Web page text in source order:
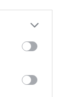
more Google
may click to
tags to
below Google
bejegyzés